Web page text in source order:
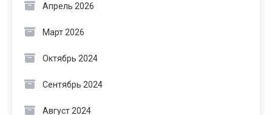
Апрель 2026
Март 2026
Октябрь 2024
Сентябрь 2024
Август 2024